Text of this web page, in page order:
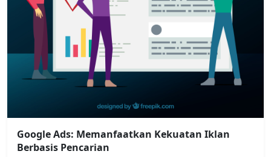
Google Ads: Memanfaatkan Kekuatan Iklan
Berbasis Pencarian